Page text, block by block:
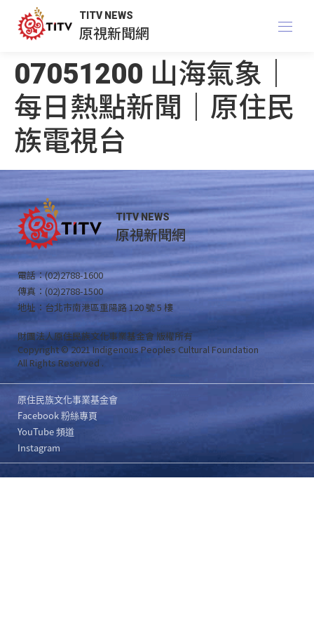
TITV NEWS
原視新聞網
07051200 山海氣象｜
每日熱點新聞｜原住民
族電視台
TITV NEWS
原視新聞網
電話：(02)2788-1600
傳真：(02)2788-1500
地址：台北市南港區重陽路 120 號 5 樓
財團法人原住民族文化事業基金會 版權所有
Copyright © 2021 Indigenous Peoples Cultural Foundation
All Rights Reserved .
原住民族文化事業基金會
Facebook 粉絲專頁
YouTube 頻道
Instagram